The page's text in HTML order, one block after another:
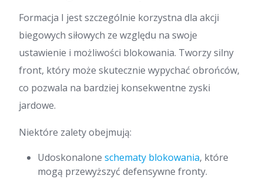
Formacja I jest szczególnie korzystna dla akcji
biegowych siłowych ze względu na swoje
ustawienie i możliwości blokowania. Tworzy silny
front, który może skutecznie wypychać obrońców,
co pozwala na bardziej konsekwentne zyski
jardowe.
Niektóre zalety obejmują:
Udoskonalone schematy blokowania, które
mogą przewyższyć defensywne fronty.